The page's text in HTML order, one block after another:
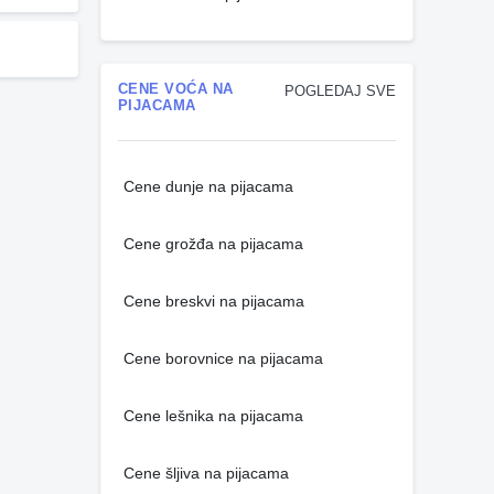
POGLEDAJ SVE
CENE VOĆA NA
PIJACAMA
Cene dunje na pijacama
Cene grožđa na pijacama
Cene breskvi na pijacama
Cene borovnice na pijacama
Cene lešnika na pijacama
Cene šljiva na pijacama